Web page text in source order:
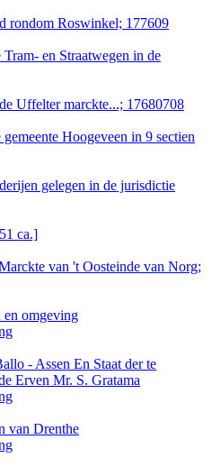
rondom Roswinkel; 177609
en Straatwegen in de
Uffelter marckte...; 17680708
Hoogeveen in 9 sectien
gelegen in de jurisdictie
ca.]
van 't Oosteinde van Norg;
en omgeving
- Assen En Staat der te
Erven Mr. S. Gratama
van Drenthe